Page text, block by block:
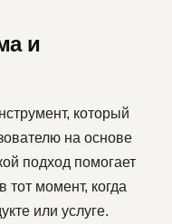
и
который
на основе
подход помогает
тот момент, когда
или услуге.